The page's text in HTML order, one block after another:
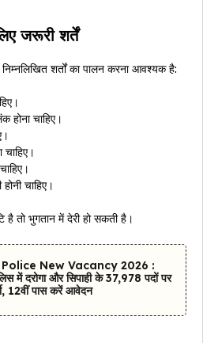
जरूरी शर्तें
शर्तों का पालन करना आवश्यक है:
होना चाहिए।
चाहिए।
चाहिए।
है तो भुगतान में देरी हो सकती है।
New Vacancy 2026 :
में दरोगा और सिपाही के 37,978 पदों पर
12वीं पास करें आवेदन